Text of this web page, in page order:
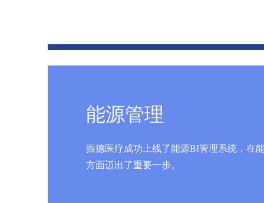
能源管理
振德医疗成功上线了能源BI管理系统，在
方面迈出了重要一步。